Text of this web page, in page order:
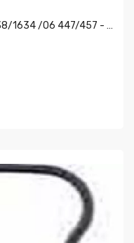
Junta Coletor Escape Mb 1935/1938/1634 /06 447/457 - Par